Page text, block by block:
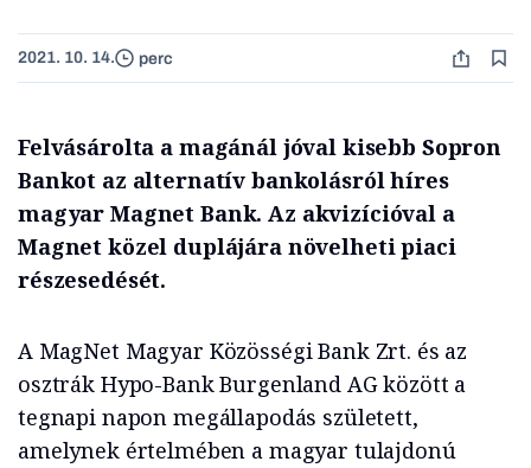
2021. 10. 14. perc
Felvásárolta a magánál jóval kisebb Sopron
Bankot az alternatív bankolásról híres
magyar Magnet Bank. Az akvizícióval a
Magnet közel duplájára növelheti piaci
részesedését.
A MagNet Magyar Közösségi Bank Zrt. és az
osztrák Hypo-Bank Burgenland AG között a
tegnapi napon megállapodás született,
amelynek értelmében a magyar tulajdonú